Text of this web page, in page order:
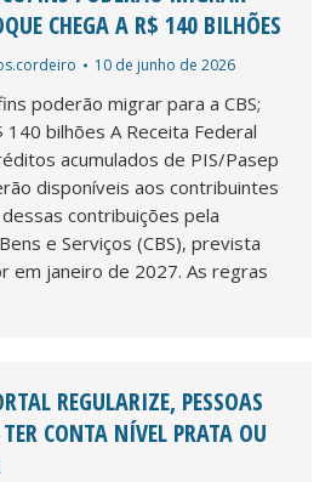
CHEGA A R$ 140 BILHÕES
10 de junho de 2026
poderão migrar para a CBS;
bilhões A Receita Federal
acumulados de PIS/Pasep
disponíveis aos contribuintes
contribuições pela
e Serviços (CBS), prevista
em janeiro de 2027. As regras
REGULARIZE, PESSOAS
CONTA NÍVEL PRATA OU